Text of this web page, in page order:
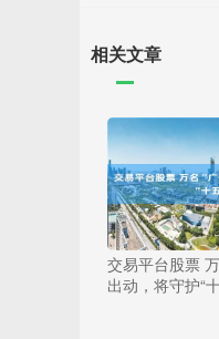
相关文章
交易平台股票
出动，将守护“